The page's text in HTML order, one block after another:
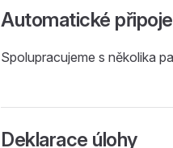
Automatické
Spolupracujeme s několika
Deklarace úlohy